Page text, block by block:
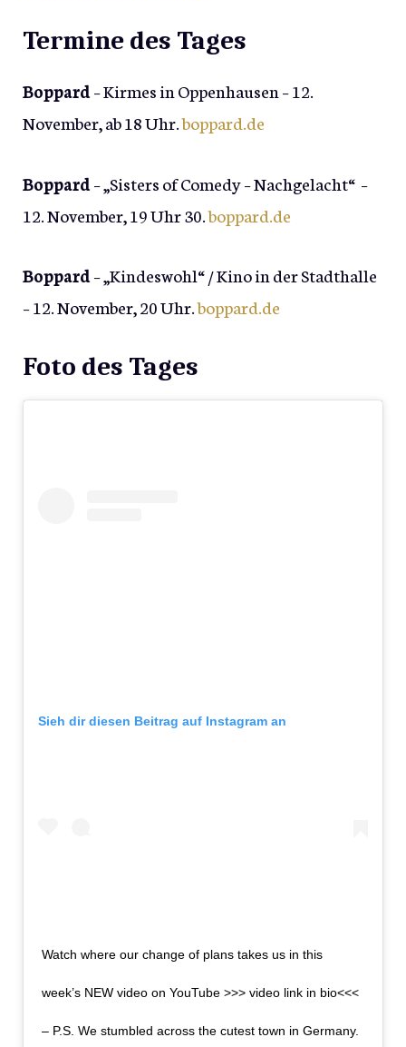
Termine des Tages
Boppard– Kirmes in Oppenhausen – 12.
November, ab 18 Uhr.boppard.de
Boppard– „Sisters of Comedy – Nachgelacht“ –
12. November, 19 Uhr 30.boppard.de
Boppard– „Kindeswohl“ / Kino in der Stadthalle
– 12. November, 20 Uhr.boppard.de
Foto des Tages
Sieh dir diesen Beitrag auf Instagram an
Watch where our change of plans takes us in this
week’s NEW video on YouTube >>> video link in bio<<<
– P.S. We stumbled across the cutest town in Germany.